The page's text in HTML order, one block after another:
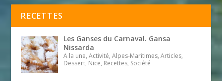
RECETTES
Les Ganses du Carnaval. Gansa
Nissarda
A la une, Activité, Alpes-Maritimes, Articles,
Dessert, Nice, Recettes, Société